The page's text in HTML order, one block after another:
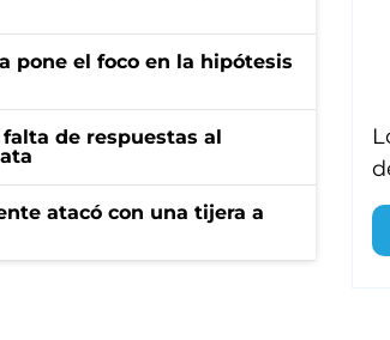
pone el foco en la hipótesis
de respuestas al
atacó con una tijera a